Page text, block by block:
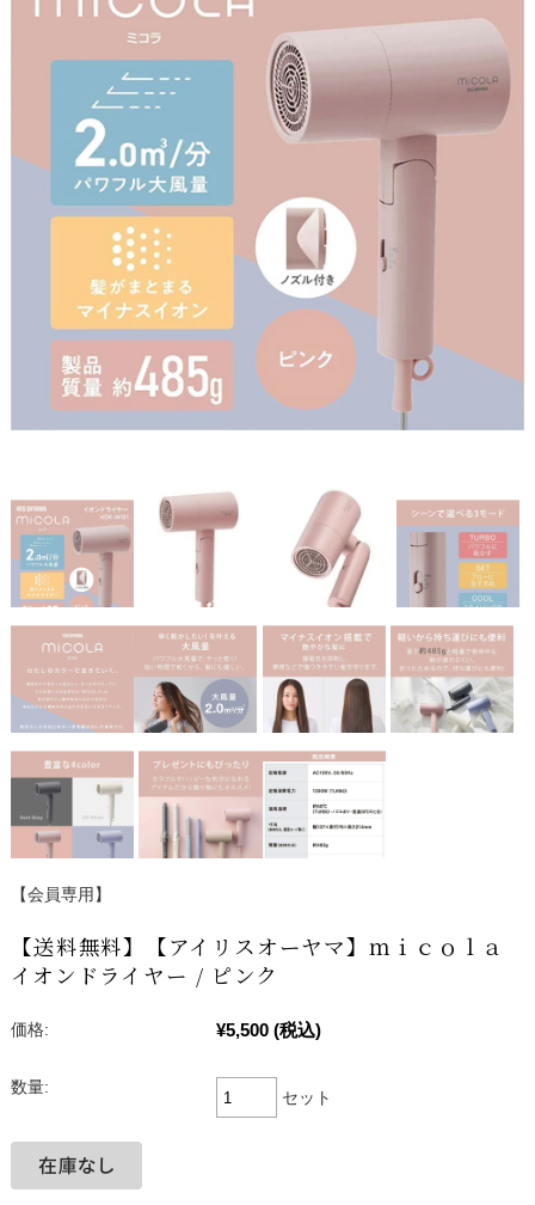
【会員専用】
【送料無料】【アイリスオーヤマ】ｍｉｃｏｌａ
イオンドライヤー / ピンク
価格: ¥5,500 (税込)
数量:
セット